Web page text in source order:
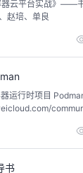
云平台实战》——
赵培、单良
运行时项目
大多数 Linux 平台
书